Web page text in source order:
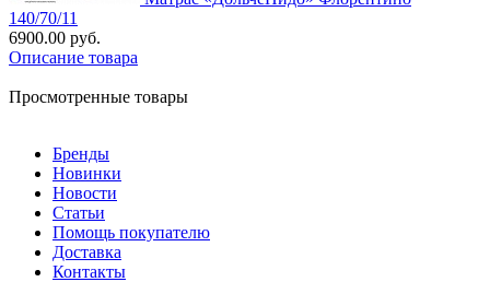
140/70/11
6900.00 руб.
Описание товара
Просмотренные товары
Бренды
Новинки
Новости
Статьи
Помощь покупателю
Доставка
Контакты